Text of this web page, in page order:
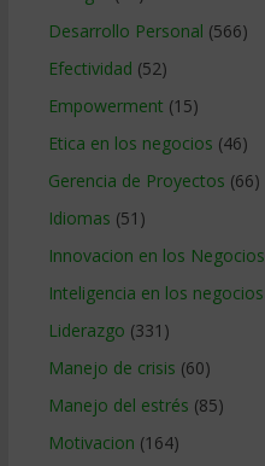
Desarrollo Personal (566)
Efectividad (52)
Empowerment (15)
Etica en los negocios (46)
Gerencia de Proyectos (66)
Idiomas (51)
Innovacion en los Negocios
Inteligencia en los negocios
Liderazgo (331)
Manejo de crisis (60)
Manejo del estrés (85)
Motivacion (164)